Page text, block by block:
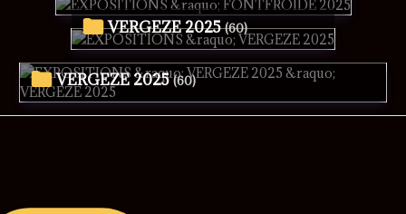
VERGEZE 2025 (60)
VERGEZE 2025 (60)